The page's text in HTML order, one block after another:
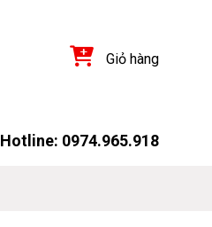
Giỏ hàng
Hotline: 0974.965.918